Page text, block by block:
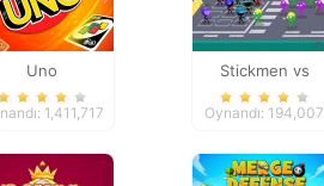
Uno
1,411,717
Stickmen vs
Zombies
Oynandı: 194,007